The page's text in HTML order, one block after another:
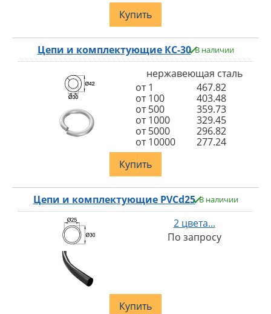
Купить
Цепи и комплектующие КС-30 В наличии
нержавеющая сталь
от 1
467.82
от 100
403.48
от 500
359.73
от 1000
329.45
от 5000
296.82
от 10000
277.24
Купить
Цепи и комплектующие PVCd25 В наличии
2 цвета...
По запросу
Купить